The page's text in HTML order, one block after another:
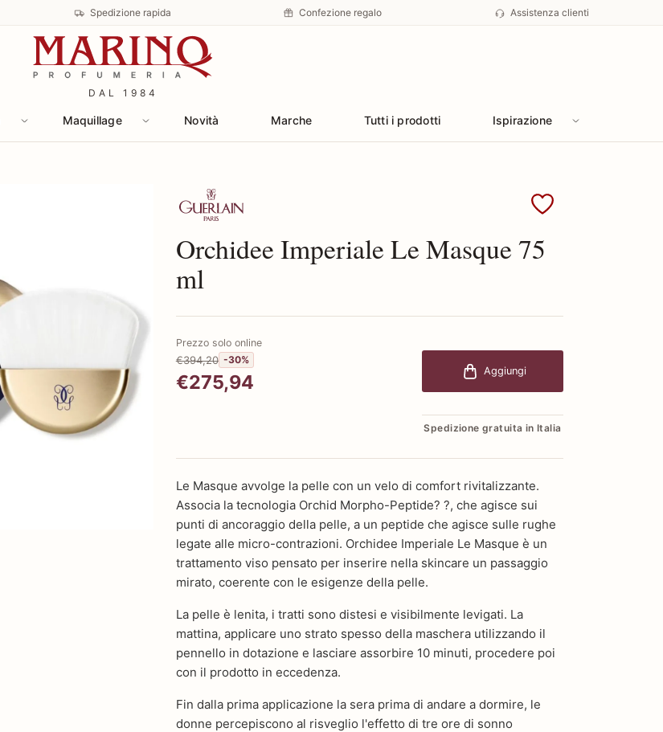
Spedizione rapida Confezione regalo Assistenza clienti
DAL 1984
Maquillage Novità Marche Tutti i prodotti Ispirazione
Scopri i prodotti Guerlain
Orchidee Imperiale Le Masque 75
ml
Prezzo solo online
€394,20 -30%
€275,94 Aggiungi
Spedizione gratuita in Italia
Le Masque avvolge la pelle con un velo di comfort rivitalizzante.
Associa la tecnologia Orchid Morpho-Peptide? ?, che agisce sui
punti di ancoraggio della pelle, a un peptide che agisce sulle rughe
legate alle micro-contrazioni. Orchidee Imperiale Le Masque è un
trattamento viso pensato per inserire nella skincare un passaggio
mirato, coerente con le esigenze della pelle.
La pelle è lenita, i tratti sono distesi e visibilmente levigati. La
mattina, applicare uno strato spesso della maschera utilizzando il
pennello in dotazione e lasciare assorbire 10 minuti, procedere poi
con il prodotto in eccedenza.
Fin dalla prima applicazione la sera prima di andare a dormire, le
donne percepiscono al risveglio l'effetto di tre ore di sonno